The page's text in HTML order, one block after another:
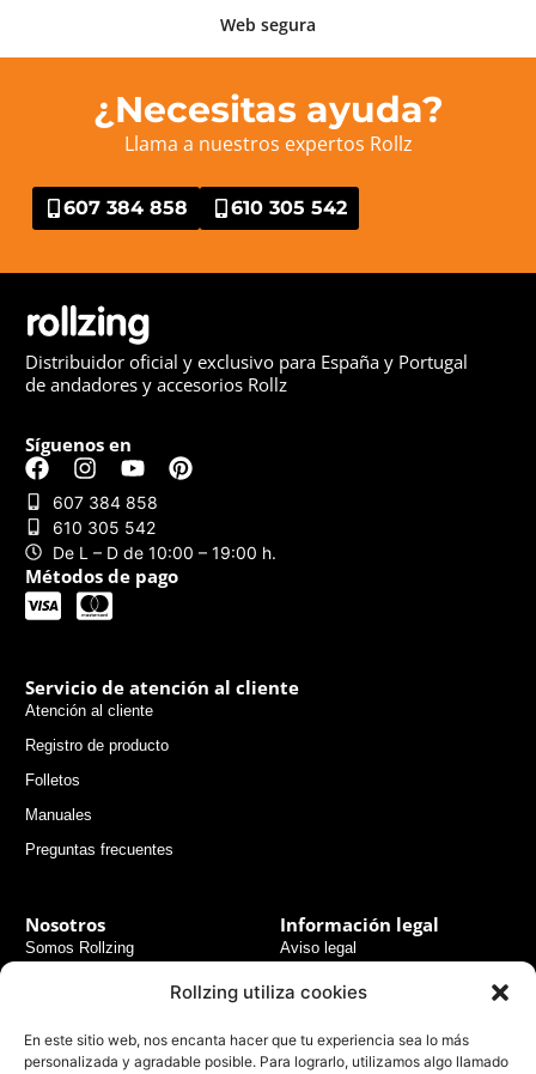
Rollzing utiliza cookies
En este sitio web, nos encanta hacer que tu experiencia sea lo más
personalizada y agradable posible. Para lograrlo, utilizamos algo llamado
Web segura
¿Necesitas ayuda?
Llama a nuestros expertos Rollz
607 384 858 610 305 542
Distribuidor oficial y exclusivo para España y Portugal
de andadores y accesorios Rollz
Síguenos en
607 384 858
610 305 542
De L – D de 10:00 – 19:00 h.
Métodos de pago
Servicio de atención al cliente
Atención al cliente
Registro de producto
Folletos
Manuales
Preguntas frecuentes
Nosotros
Somos Rollzing
Consejos de expertos
Información legal
Aviso legal
Términos y condiciones
generales
Políticas de pago seguro